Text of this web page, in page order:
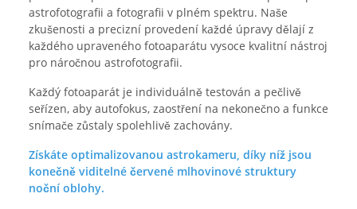
astrofotografii a fotografii v plném spektru. Naše
zkušenosti a precizní provedení každé úpravy dělají z
každého upraveného fotoaparátu vysoce kvalitní nástroj
pro náročnou astrofotografii.
Každý fotoaparát je individuálně testován a pečlivě
seřízen, aby autofokus, zaostření na nekonečno a funkce
snímače zůstaly spolehlivě zachovány.
Získáte optimalizovanou astrokameru, díky níž jsou
konečně viditelné červené mlhovinové struktury
noční oblohy.